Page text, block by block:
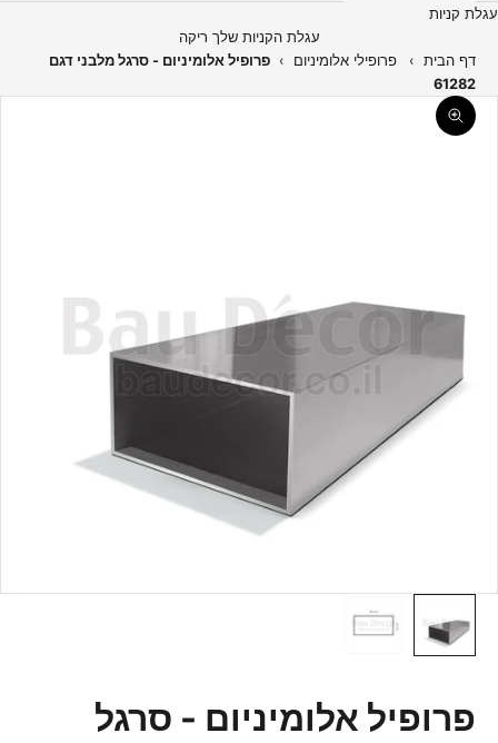
עגלת קניות
עגלת הקניות שלך ריקה
דף הבית › פרופילי אלומיניום › פרופיל אלומיניום - סרגל מלבני דגם
61282
תקריב
פרופיל אלומיניום - סרגל